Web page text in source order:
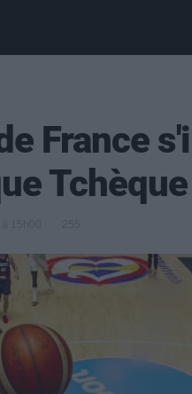
France
Tchèque